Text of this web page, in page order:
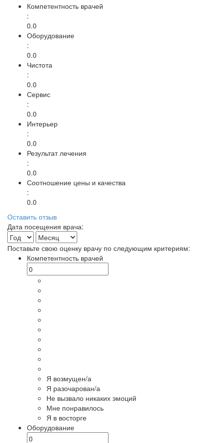
Компетентность врачей
:
0.0
Оборудование
:
0.0
Чистота
:
0.0
Сервис
:
0.0
Интерьер
:
0.0
Результат лечения
:
0.0
Соотношение цены и качества
:
0.0
Оставить отзыв
Дата посещения врача:
Поставьте свою оценку врачу по следующим критериям:
Компетентность врачей
Я возмущен/а
Я разочарован/а
Не вызвало никаких эмоций
Мне понравилось
Я в восторге
Оборудование